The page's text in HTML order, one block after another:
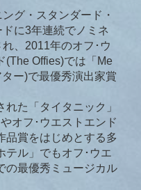
グ・スタンダード・
ドに3年連続でノミネ
れ、2011年のオフ･ウ
(The Offies)では「Me
ー)で最優秀演出家賞
た「タイタニック」
オフ･ウエストエンド
品賞をはじめとする多
テル」でもオフ･ウエ
の最優秀ミュージカル